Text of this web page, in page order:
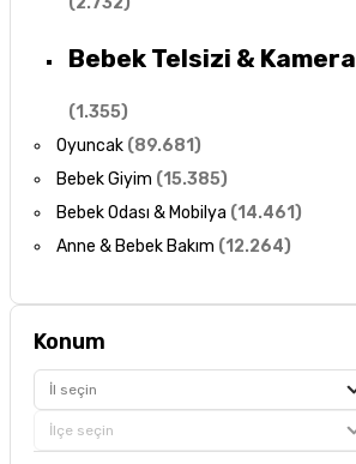
Bebek Telsizi & Kamera
(1.355)
Oyuncak (89.681)
Bebek Giyim (15.385)
Bebek Odası & Mobilya (14.461)
Anne & Bebek Bakım (12.264)
Konum
İl seçin
İlçe seçin